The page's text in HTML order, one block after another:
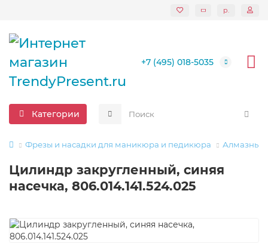
р.
+7 (495) 018-5035
Категории
Фрезы и насадки для маникюра и педикюра Алмазные
Цилиндр закругленный, синяя
насечка, 806.014.141.524.025